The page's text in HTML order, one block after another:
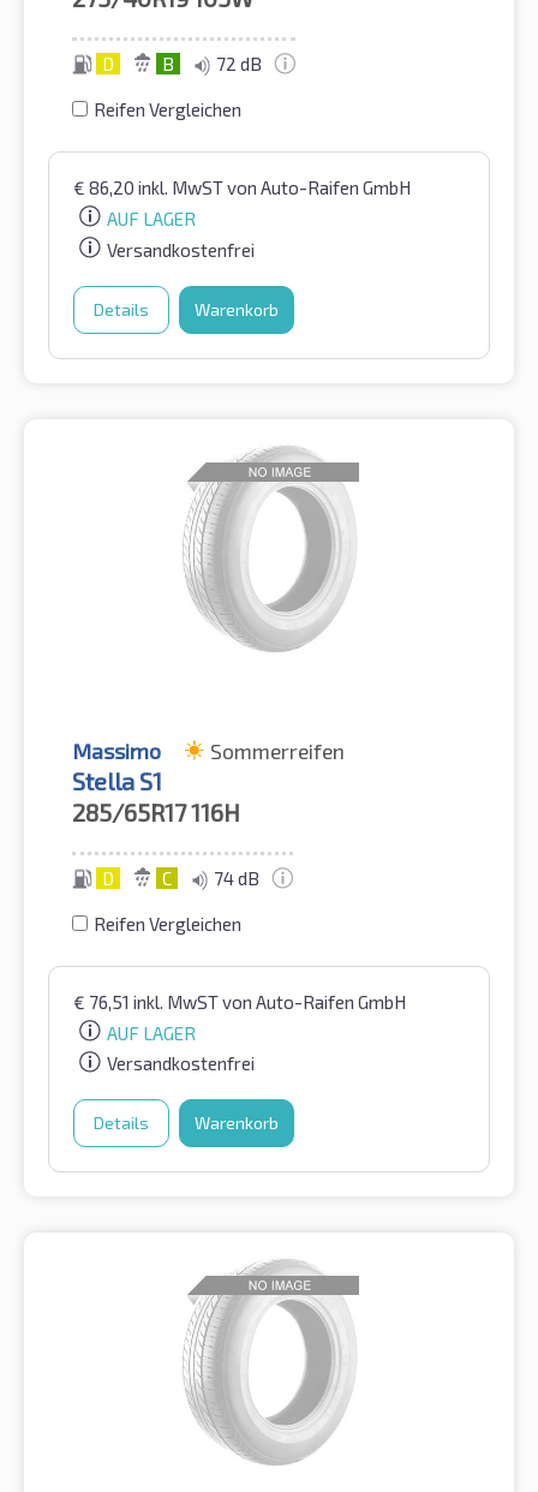
D B 72 dB
Reifen Vergleichen
€ 86,20 inkl. MwSTvon Auto-Raifen GmbH
AUF LAGER
Versandkostenfrei
Details Warenkorb
Massimo Sommerreifen
Stella S1
285/65R17116H
D C 74 dB
Reifen Vergleichen
€ 76,51 inkl. MwSTvon Auto-Raifen GmbH
AUF LAGER
Versandkostenfrei
Details Warenkorb